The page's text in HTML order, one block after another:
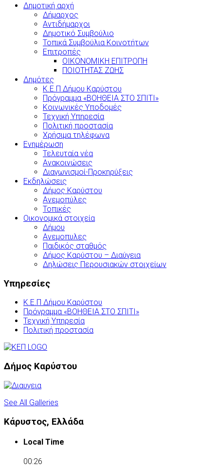
Δημοτική αρχή
Δήμαρχος
Αντιδήμαρχοι
Δημοτικό Συμβούλιο
Τοπικά Συμβούλια Κοινοτήτων
Επιτροπές
ΟΙΚΟΝΟΜΙΚΗ ΕΠΙΤΡΟΠΗ
ΠΟΙΟΤΗΤΑΣ ΖΩΗΣ
Δημότες
Κ.Ε.Π Δήμου Καρύστου
Πρόγραμμα «ΒΟΗΘΕΙΑ ΣΤΟ ΣΠΙΤΙ»
Κοινωνικές Υποδομές
Τεχνική Υπηρεσία
Πολιτική προστασία
Χρήσιμα τηλέφωνα
Ενημέρωση
Τελευταία νέα
Ανακοινώσεις
Διαγωνισμοί-Προκηρύξεις
Εκδηλώσεις
Δήμος Καρύστου
Ανεμοπύλες
Τοπικές
Οικονομικά στοιχεία
Δήμου
Ανεμοπυλες
Παιδικός σταθμός
Δήμος Καρύστου – Διαύγεια
Δηλώσεις Περουσιακών στοιχείων
Υπηρεσίες
Κ.Ε.Π Δήμου Καρύστου
Πρόγραμμα «ΒΟΗΘΕΙΑ ΣΤΟ ΣΠΙΤΙ»
Τεχνική Υπηρεσία
Πολιτική προστασία
Δήμος Καρύστου
See All Galleries
Κάρυστος, Ελλάδα
Local Time
00:26